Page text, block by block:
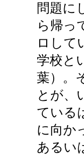
問題に
ら帰っ
ロして
学校と
葉）。
とが、
ている
に向か
あるい